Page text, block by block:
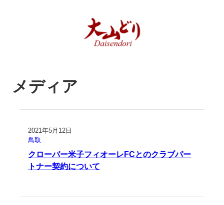
メディア
2021年5月12日
鳥取
クローバー米子フィオーレFCとのクラブパー
トナー契約について